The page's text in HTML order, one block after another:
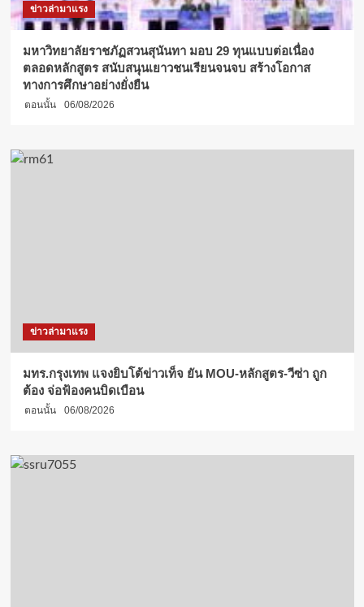
มุ่ง
พัฒนา
หลักสูตร
ใหม่
สาขา
วิชา
สตรี
ใหม่
ข่าวล่ามาแรง
มหาวิทยาลัยราชภัฏสวนสุนันทา มอบ 29 ทุนแบบต่อเนื่อง
ตลอดหลักสูตร สนับสนุนเยาวชนเรียนจนจบ สร้างโอกาส
ทางการศึกษาอย่างยั่งยืน
ตอนนั้น 06/08/2026
ข่าวล่ามาแรง
มทร.กรุงเทพ แจงยิบโต้ข่าวเท็จ ยัน MOU-หลักสูตร-วีซ่า ถูก
ต้อง จ่อฟ้องคนบิดเบือน
ตอนนั้น 06/08/2026